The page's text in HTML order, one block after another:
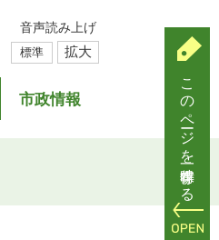
音声読み上げ
標準 拡大
市政情報 このページを一時保存する